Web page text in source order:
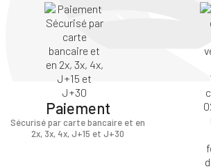
Paiement
Sécurisé par carte bancaire et en
2x, 3x, 4x, J+15 et J+30